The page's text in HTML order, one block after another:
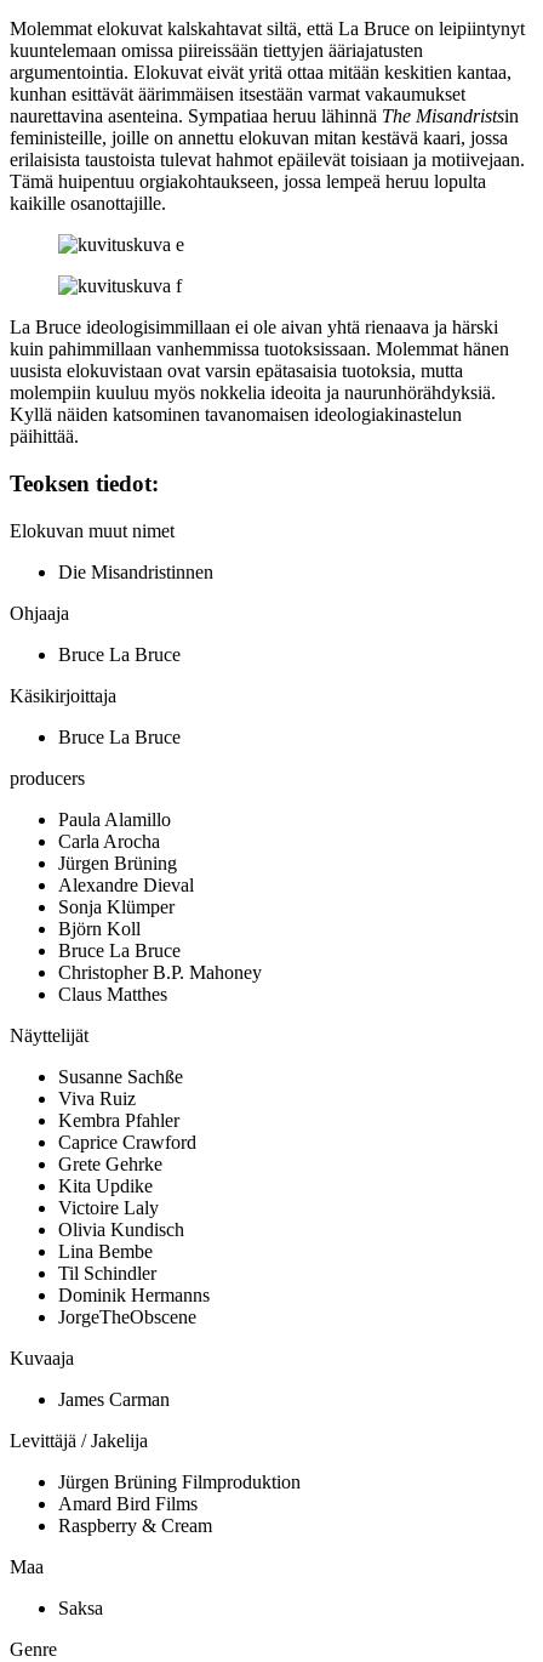
Molemmat elokuvat kalskahtavat siltä, että La Bruce on leipiintynyt
kuuntelemaan omissa piireissään tiettyjen ääriajatusten
argumentointia. Elokuvat eivät yritä ottaa mitään keskitien kantaa,
kunhan esittävät äärimmäisen itsestään varmat vakaumukset
naurettavina asenteina. Sympatiaa heruu lähinnä The Misandristsin
feministeille, joille on annettu elokuvan mitan kestävä kaari, jossa
erilaisista taustoista tulevat hahmot epäilevät toisiaan ja motiivejaan.
Tämä huipentuu orgiakohtaukseen, jossa lempeä heruu lopulta
kaikille osanottajille.
La Bruce ideologisimmillaan ei ole aivan yhtä rienaava ja härski
kuin pahimmillaan vanhemmissa tuotoksissaan. Molemmat hänen
uusista elokuvistaan ovat varsin epätasaisia tuotoksia, mutta
molempiin kuuluu myös nokkelia ideoita ja naurunhörähdyksiä.
Kyllä näiden katsominen tavanomaisen ideologiakinastelun
päihittää.
Teoksen tiedot:
Elokuvan muut nimet
Die Misandristinnen
Ohjaaja
Bruce La Bruce
Käsikirjoittaja
Bruce La Bruce
producers
Paula Alamillo
Carla Arocha
Jürgen Brüning
Alexandre Dieval
Sonja Klümper
Björn Koll
Bruce La Bruce
Christopher B.P. Mahoney
Claus Matthes
Näyttelijät
Susanne Sachße
Viva Ruiz
Kembra Pfahler
Caprice Crawford
Grete Gehrke
Kita Updike
Victoire Laly
Olivia Kundisch
Lina Bembe
Til Schindler
Dominik Hermanns
JorgeTheObscene
Kuvaaja
James Carman
Levittäjä / Jakelija
Jürgen Brüning Filmproduktion
Amard Bird Films
Raspberry & Cream
Maa
Saksa
Genre